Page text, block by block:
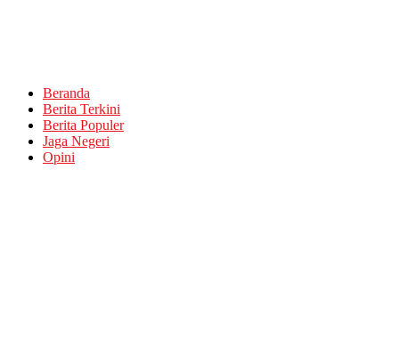
Beranda
Berita Terkini
Berita Populer
Jaga Negeri
Opini